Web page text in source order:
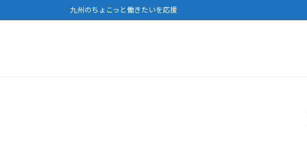
ン
ビ
九州のちょこっと働きたいを応援